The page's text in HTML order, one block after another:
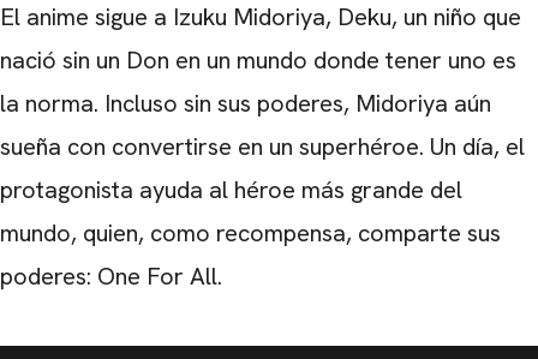
El anime sigue a Izuku Midoriya, Deku, un niño que
nació sin un Don en un mundo donde tener uno es
la norma. Incluso sin sus poderes, Midoriya aún
sueña con convertirse en un superhéroe. Un día, el
protagonista ayuda al héroe más grande del
mundo, quien, como recompensa, comparte sus
poderes: One For All.